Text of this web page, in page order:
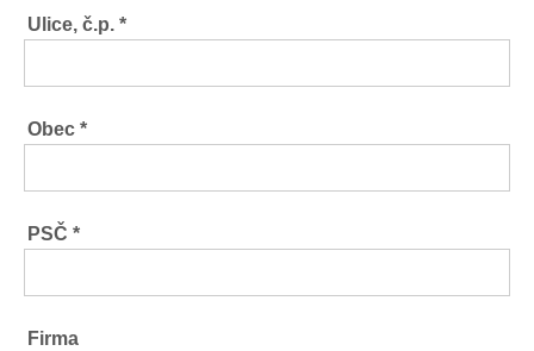
Ulice, č.p. *
Obec *
PSČ *
Firma